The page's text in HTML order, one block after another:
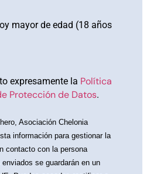
mayor de edad (18 años
expresamente la Política
Protección de Datos.
Asociación Chelonia
información para gestionar la
contacto con la persona
se guardarán en un